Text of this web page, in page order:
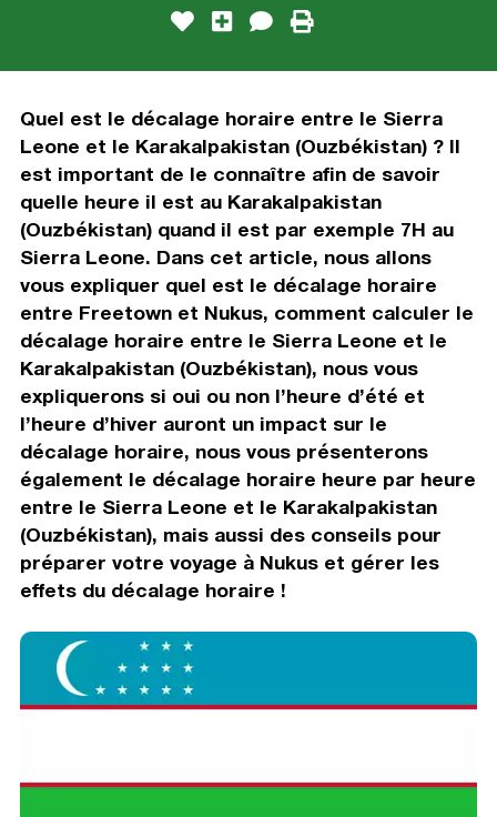
Quel est le décalage horaire entre le Sierra
Leone et le Karakalpakistan (Ouzbékistan) ? Il
est important de le connaître afin de savoir
quelle heure il est au Karakalpakistan
(Ouzbékistan) quand il est par exemple 7H au
Sierra Leone. Dans cet article, nous allons
vous expliquer quel est le décalage horaire
entre Freetown et Nukus, comment calculer le
décalage horaire entre le Sierra Leone et le
Karakalpakistan (Ouzbékistan), nous vous
expliquerons si oui ou non l’heure d’été et
l’heure d’hiver auront un impact sur le
décalage horaire, nous vous présenterons
également le décalage horaire heure par heure
entre le Sierra Leone et le Karakalpakistan
(Ouzbékistan), mais aussi des conseils pour
préparer votre voyage à Nukus et gérer les
effets du décalage horaire !